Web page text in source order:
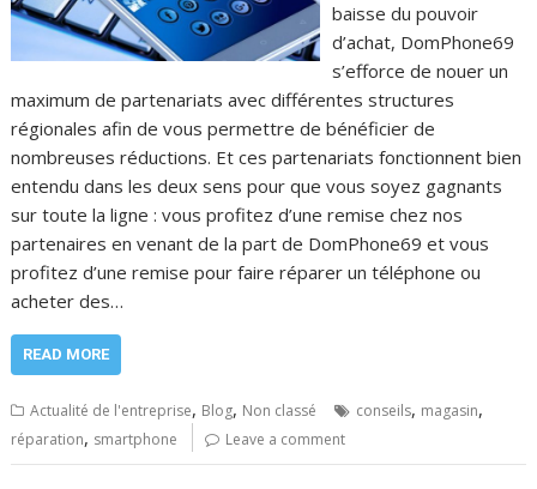
baisse du pouvoir
d’achat, DomPhone69
s’efforce de nouer un
maximum de partenariats avec différentes structures
régionales afin de vous permettre de bénéficier de
nombreuses réductions. Et ces partenariats fonctionnent bien
entendu dans les deux sens pour que vous soyez gagnants
sur toute la ligne : vous profitez d’une remise chez nos
partenaires en venant de la part de DomPhone69 et vous
profitez d’une remise pour faire réparer un téléphone ou
acheter des…
READ MORE
Actualité de l'entreprise, Blog, Non classé conseils, magasin,
réparation, smartphone Leave a comment